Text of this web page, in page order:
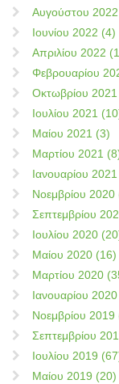
Αυγούστου
Ιουνίου 2022 (4)
Απριλίου 2022
Φεβρουαρίου
Οκτωβρίου
Ιουλίου 2021
Μαίου 2021 (3)
Μαρτίου 2021
Ιανουαρίου
Νοεμβρίου 2020
Σεπτεμβρίου
Ιουλίου 2020
Μαίου 2020 (16)
Μαρτίου 2020
Ιανουαρίου
Νοεμβρίου 2019
Σεπτεμβρίου
Ιουλίου 2019
Μαίου 2019 (20)